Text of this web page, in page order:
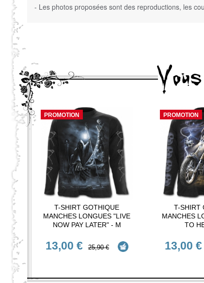
- Les photos proposées sont des reproductions, les
PROMOTION
T-SHIRT GOTHIQUE
MANCHES LONGUES "LIVE
NOW PAY LATER" - M
13,00 € 25,90 €
PROMOTION
T-SHIRT
MANCHES
TO
13,00 €